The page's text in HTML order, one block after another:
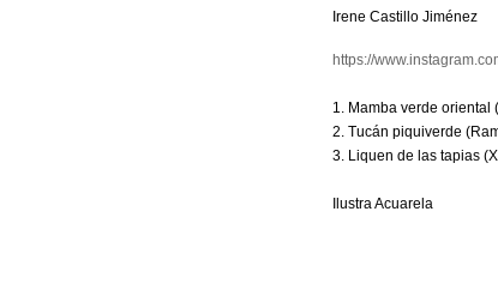
Irene Castillo Jiménez
https://
1. Mamba verde oriental
2. Tucán piquiverde
3. Liquen de las tapias
Ilustra Acuarela